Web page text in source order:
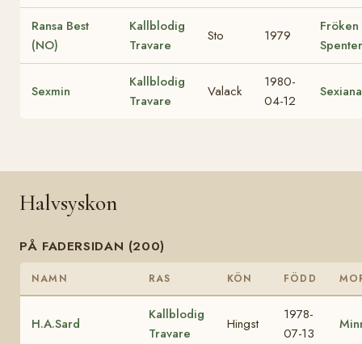
Ransa Best
(NO)
Kallblodig
Travare
Sto 1979
Fröken
Sexmin
Kallblodig
Travare
Valack
1980-
04-12
Sexiana
Halvsyskon
PÅ FADERSIDAN (200)
NAMN RAS KÖN FÖDD
H.A.Sard
Kallblodig
Travare
Hingst
1978-
07-13